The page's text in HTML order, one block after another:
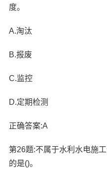
度。
A.淘汰
B.报废
C.监控
D.定期检测
正确答案:A
第26题:不属于水利水电施
的是()。